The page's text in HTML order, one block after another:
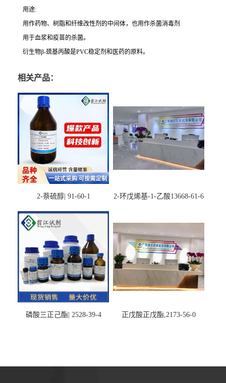
用途:
用作药物、树脂和纤维改性剂的中间体，也用作杀菌消毒剂
用于血浆和疫苗的杀菌。
衍生物β-巯基丙酸是PVC稳定剂和医药的原料。
相关产品：
2-萘硫醇| 91-60-1 2-环戊烯基-1-乙酸13668-61-6
磷酸三正己酯| 2528-39-4 正戊酸正戊酯,2173-56-0